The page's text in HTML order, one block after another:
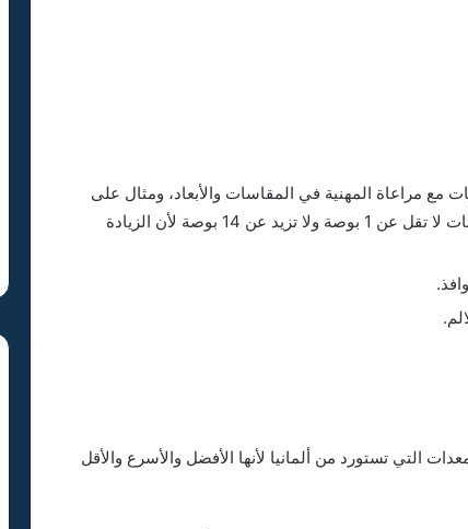
مراعاة المهنية في المقاسات والأبعاد، ومثال على
ذلك فتحات مد مواسير السباكة أو الكهرباء أو المكيفات لا تقل عن 1 بوصة ولا تزيد عن 14 بوصة لأن الزيادة
التي تستورد من ألمانيا لأنها الأفضل والأسرع والأقل